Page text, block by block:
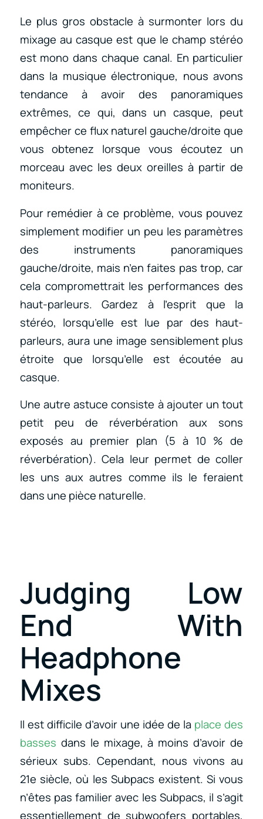
Le plus gros obstacle à surmonter lors du
mixage au casque est que le champ stéréo
est mono dans chaque canal. En particulier
dans la musique électronique, nous avons
tendance à avoir des panoramiques
extrêmes, ce qui, dans un casque, peut
empêcher ce flux naturel gauche/droite que
vous obtenez lorsque vous écoutez un
morceau avec les deux oreilles à partir de
moniteurs.
Pour remédier à ce problème, vous pouvez
simplement modifier un peu les paramètres
des instruments panoramiques
gauche/droite, mais n’en faites pas trop, car
cela compromettrait les performances des
haut-parleurs. Gardez à l’esprit que la
stéréo, lorsqu’elle est lue par des haut-
parleurs, aura une image sensiblement plus
étroite que lorsqu’elle est écoutée au
casque.
Une autre astuce consiste à ajouter un tout
petit peu de réverbération aux sons
exposés au premier plan (5 à 10 % de
réverbération). Cela leur permet de coller
les uns aux autres comme ils le feraient
dans une pièce naturelle.
Judging Low
End With
Headphone
Mixes
Il est difficile d’avoir une idée de la place des
basses dans le mixage, à moins d’avoir de
sérieux subs. Cependant, nous vivons au
21e siècle, où les Subpacs existent. Si vous
n’êtes pas familier avec les Subpacs, il s’agit
essentiellement de subwoofers portables,